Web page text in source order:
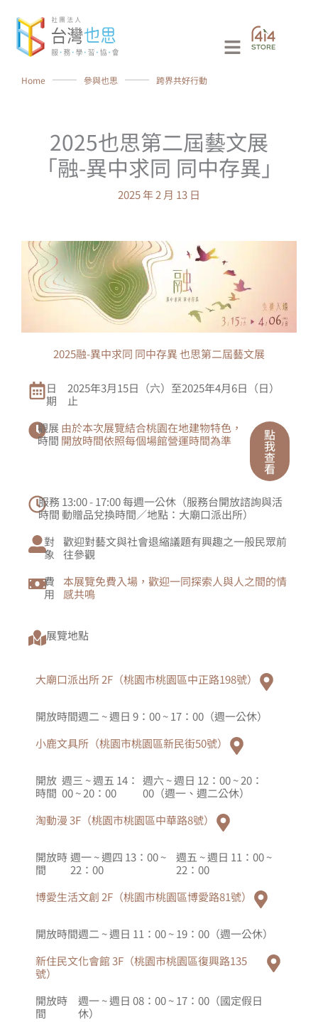
Main
Home ⸻ 參與也思 ⸻ 跨界共好行動
2025也思第二屆藝文展
「融-異中求同 同中存異」
2025 年 2 月 13 日
2025融-異中求同 同中存異 也思第二屆藝文展
日
期
2025年3月15日（六）至2025年4月6日（日）
止
觀展
時間
由於本次展覽結合桃園在地建物特色，
開放時間依照每個場館營運時間為準
點
我
查
看
服務
時間
13:00 - 17:00 每週一公休（服務台開放諮詢與活
動贈品兌換時間／地點：大廟口派出所）
對
象
歡迎對藝文與社會退縮議題有興趣之一般民眾前
往參觀
費
用
本展覽免費入場，歡迎一同探索人與人之間的情
感共鳴
展覽地點
大廟口派出所 2F（桃園市桃園區中正路198號）
開放時間週二 ~ 週日 9：00 ~ 17：00（週一公休）
小鹿文具所（桃園市桃園區新民街50號）
開放
時間
週三 ~ 週五 14：
00 ~ 20：00
週六 ~ 週日 12：00 ~ 20：
00（週一、週二公休）
淘動漫 3F（桃園市桃園區中華路8號）
開放時
間
週一 ~ 週四 13：00 ~
22：00
週五 ~ 週日 11：00 ~
22：00
博愛生活文創 2F（桃園市桃園區博愛路81號）
開放時間週二 ~ 週日 11：00 ~ 19：00（週一公休）
新住民文化會館 3F（桃園市桃園區復興路135
號）
開放時
間
週一 ~ 週日 08：00 ~ 17：00（國定假日
休）